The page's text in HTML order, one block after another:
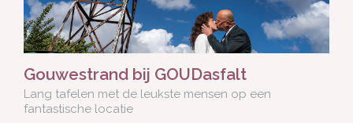
Gouwestrand bij GOUDasfalt
Lang tafelen met de leukste mensen op een
fantastische locatie